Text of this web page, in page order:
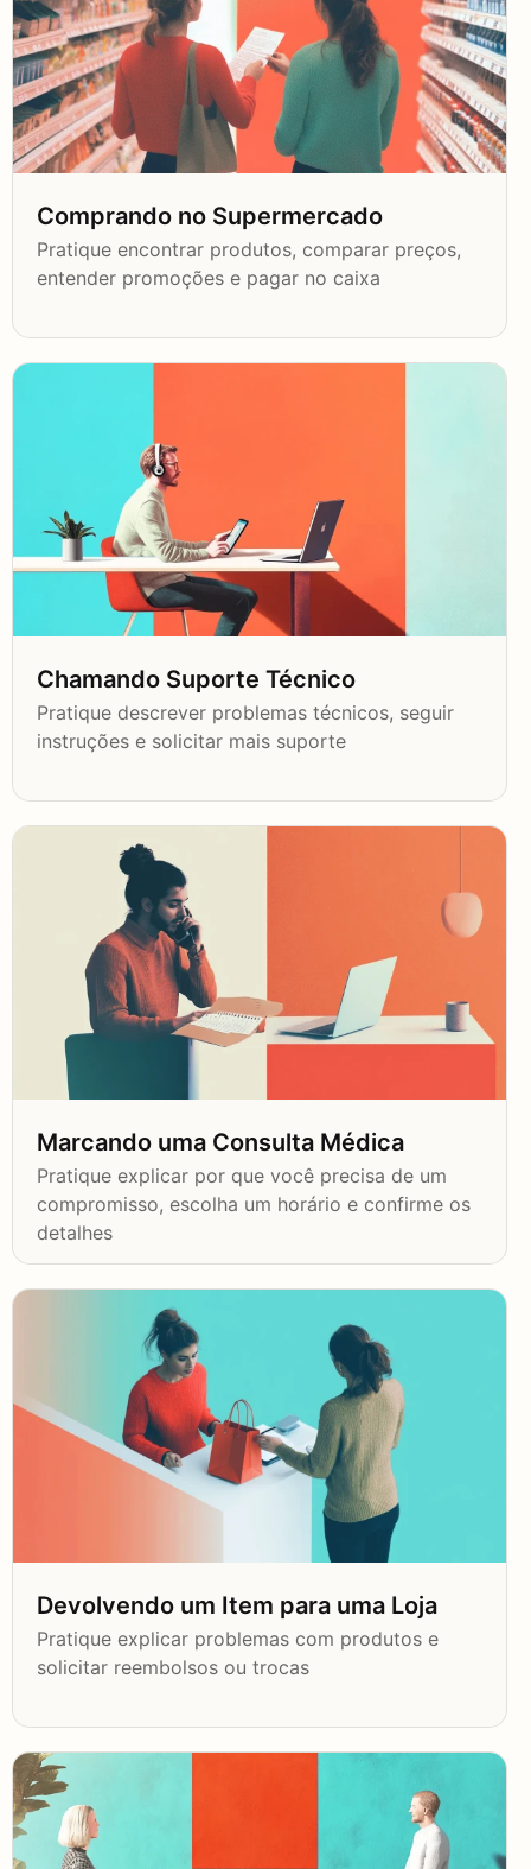
Comprando no Supermercado
Pratique encontrar produtos, comparar preços,
entender promoções e pagar no caixa
Chamando Suporte Técnico
Pratique descrever problemas técnicos, seguir
instruções e solicitar mais suporte
Marcando uma Consulta Médica
Pratique explicar por que você precisa de um
compromisso, escolha um horário e confirme os
detalhes
Devolvendo um Item para uma Loja
Pratique explicar problemas com produtos e
solicitar reembolsos ou trocas